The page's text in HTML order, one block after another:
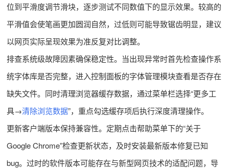
位到平滑度调节滑块，逐步测试不同数值下的显示效果。较高的
平滑值会使笔画更加圆润自然，过低则可能导致锯齿明显，建议
以网页实际呈现效果为准反复对比调整。
排查系统级故障因素确保稳定性。当出现异常时首先检查操作系
统字体库是否完整，进入控制面板的字体管理模块查看是否存在
缺失文件。同时清理浏览器缓存数据，通过菜单栏选择“更多工
具→清除浏览数据”，重点勾选缓存项后执行深度清理操作。
更新客户端版本保持兼容性。定期点击帮助菜单下的“关于
Google Chrome”检查更新状态，及时安装最新版本修复已知
bug。过时的软件版本可能存在与新型网页技术的适配问题，导